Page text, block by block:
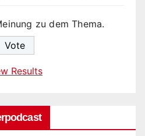
zu dem Thema.
Results